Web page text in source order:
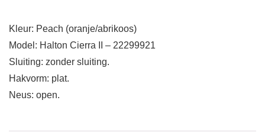
Kleur: Peach (oranje/abrikoos)
Model: Halton Cierra II – 22299921
Sluiting: zonder sluiting.
Hakvorm: plat.
Neus: open.